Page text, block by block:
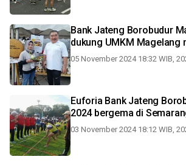
Bank Jateng Borobudur
dukung UMKM Magelang
05 November 2024 18:32 WIB,
Euforia Bank Jateng
2024 bergema di
03 November 2024 18:12 WIB,